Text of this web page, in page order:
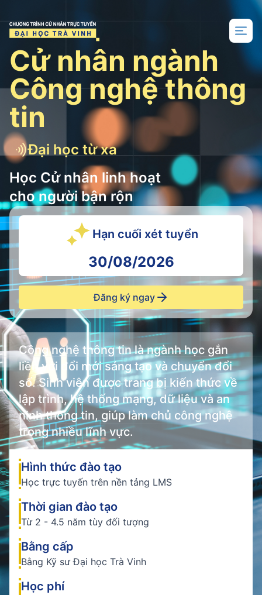
Trang chủ
Cử nhân ngành
Công nghệ thông
tin
Đại học từ xa
Học Cử nhân linh hoạt
cho người bận rộn
Hạn cuối xét tuyển
30/08/2026
Đăng ký ngay
Công nghệ thông tin là ngành học gắn
liền với đổi mới sáng tạo và chuyển đổi
số. Sinh viên được trang bị kiến thức về
lập trình, hệ thống mạng, dữ liệu và an
ninh thông tin, giúp làm chủ công nghệ
trong nhiều lĩnh vực.
Hình thức đào tạo
Học trực tuyến trên nền tảng LMS
Thời gian đào tạo
Từ 2 - 4.5 năm tùy đối tượng
Bằng cấp
Bằng Kỹ sư Đại học Trà Vinh
Học phí